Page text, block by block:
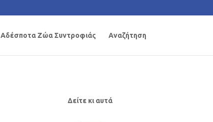
Αδέσποτα Ζώα Συντροφιάς Αναζήτηση
Δείτε κι αυτά